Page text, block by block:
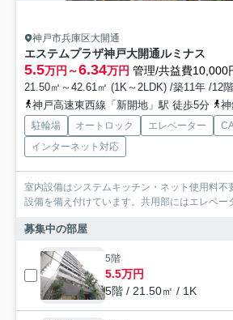
神戸市兵庫区大開通
エステムプラザ神戸大開通ルミナス
5.5万円～6.34万円 管理/共益費10,000
21.50㎡～42.61㎡ (1K～2LDK) /築11年 /12
神戸高速東西線「新開地」駅 徒歩5分
神
駐輪場 オートロック エレベーター
インターネット対応
室内設備はシステムキッチン・ネット使用料不
設備を備え付けています。共用部にはエレベー
募集中の部屋
5階
5.5万円
5階 / 21.50㎡ / 1K